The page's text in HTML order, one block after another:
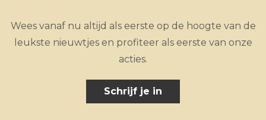
Wees vanaf nu altijd als eerste op de hoogte van de
leukste nieuwtjes en profiteer als eerste van onze
acties.
Schrijf je in